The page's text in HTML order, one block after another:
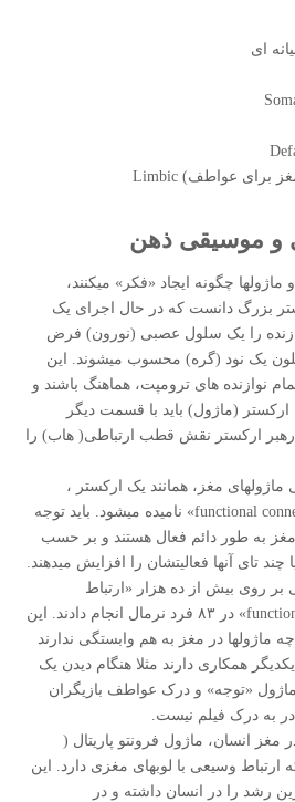
و موسیقی ذهن
چگونه ایجاد «فکر» میکنند،
بزرگ دانست که در حال اجرای یک
را یک سلول عصبی (نورون) فرض
یک نود (گره) محسوب میشوند. این
تمام نوازنده های ترومپت، هماهنگ باشند و
(ماژول) باید با قسمت دیگر
رهبر ارکستر نقش قطب ارتباطی( هاب) را
ماژولهای مغز، همانند یک ارکستر ،
«ارتباط عملکردی functional connectivity» نامیده میشود. باید توجه
به طور دائم فعال هستند و بر حسب
تای آنها فعالیتشان را افزایش میدهند.
روی بیش از ده هزار «ارتباط
عملکردی functional connectivity» در ۸۳ فرد نرمال انجام دادند. این
ماژولها در مغز به هم وابستگی ندارند
همکاری دارند مثلا هنگام دیدن یک
ماژول «توجه» و درک عواطف بازیگران
به درک فیلم نیست.
مغز انسان، ماژول فرونتو پاریتال (
ارتباط وسیعی با لوبهای مغزی دارد. این
رشد را در انسان داشته و در